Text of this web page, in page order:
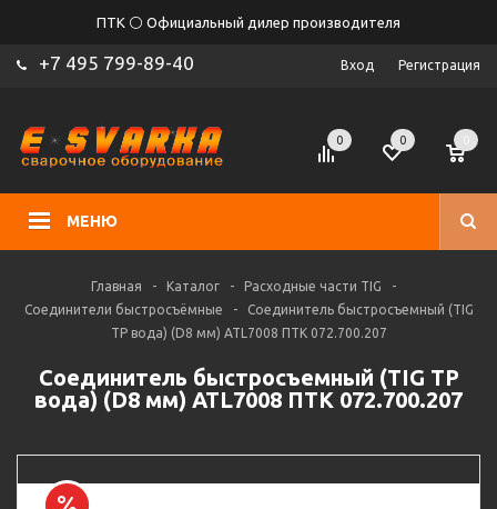
ПТК ⚪ Официальный дилер производителя
+7 495 799-89-40 Вход Регистрация
МЕНЮ
0 0
Главная - Каталог - Расходные части TIG
-
Соединители быстросъёмные
-
Соединитель быстросъемный (TIG
TP вода) (D8 мм) ATL7008 ПТК 072.700.207
Соединитель быстросъемный (TIG TP
вода) (D8 мм) ATL7008 ПТК 072.700.207